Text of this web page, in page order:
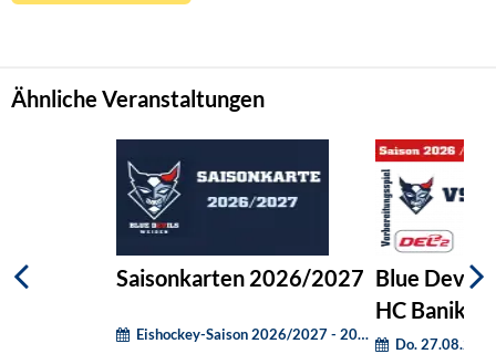
Ähnliche Veranstaltungen
Saisonkarten 2026/2027
Eishockey-Saison 2026/2027 - 20:00Uhr
Blue Devils
HC Banik
Do.